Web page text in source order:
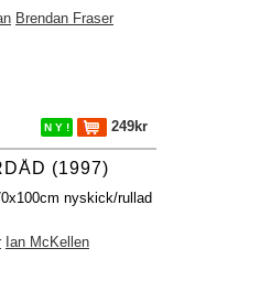
Brendan Fraser
N Y ! 249kr
(1997)
nyskick/rullad
Ian McKellen